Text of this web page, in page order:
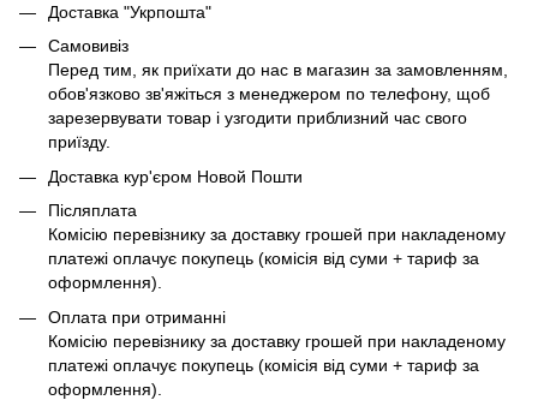
Доставка "Укрпошта"
Самовивіз
Перед тим, як приїхати до нас в магазин за замовленням,
обов'язково зв'яжіться з менеджером по телефону, щоб
зарезервувати товар і узгодити приблизний час свого
приїзду.
Доставка кур'єром Новой Пошти
Післяплата
Комісію перевізнику за доставку грошей при накладеному
платежі оплачує покупець (комісія від суми + тариф за
оформлення).
Оплата при отриманні
Комісію перевізнику за доставку грошей при накладеному
платежі оплачує покупець (комісія від суми + тариф за
оформлення).